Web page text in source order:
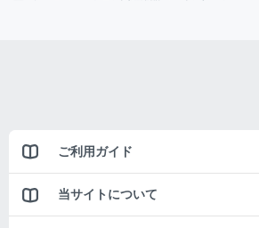
ご利用ガイド
当サイトについて